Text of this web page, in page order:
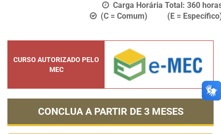
Carga Horária Total: 360
(C = Comum) (E =
CURSO AUTORIZADO PELO
MEC
CONCLUA A PARTIR DE 3 MESES